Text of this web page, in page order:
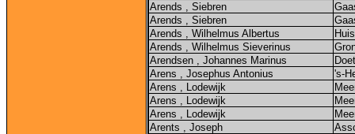
Arends , Siebren
Arends , Siebren
Arends , Wilhelmus Albertus
Arends , Wilhelmus Sieverinus
Arendsen , Johannes Marinus
Arens , Josephus Antonius
's-
Arens , Lodewijk
Arens , Lodewijk
Arens , Lodewijk
Arents , Joseph